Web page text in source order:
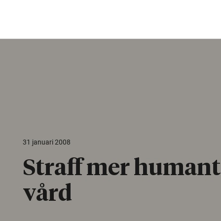
31 januari 2008
Straff mer
vård